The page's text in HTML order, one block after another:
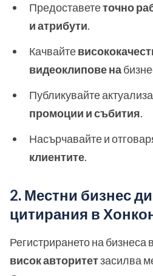
Предоставететочно
и атрибути.
Качвайте
видеоклипове на
Публикувайте
промоции и събития.
Насърчавайте и
клиентите.
2. Местни бизнес
цитирания в
Регистрирането на бизнеса
висок авторитетзасилва